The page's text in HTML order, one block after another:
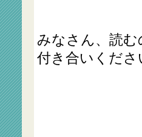
みなさん、読
付き合いくださ